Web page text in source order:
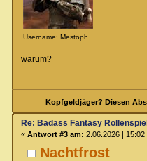
Username: Mestoph
warum?
Kopfgeldjäger? Diesen
Nachtfrost
Re: Badass Fantasy
« Antwort #3 am: 2.06.2026 | 15:02